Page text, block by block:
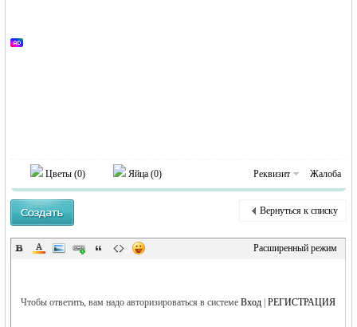
Цветы (0) Яйца (0) Реквизит Жалоба
Вернуться к списку
Расширенный режим
Чтобы ответить, вам надо авторизироваться в системеВход |РЕГИСТРАЦИЯ